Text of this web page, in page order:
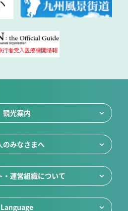
観光案内
のみなさまへ
・運営組織について
Language